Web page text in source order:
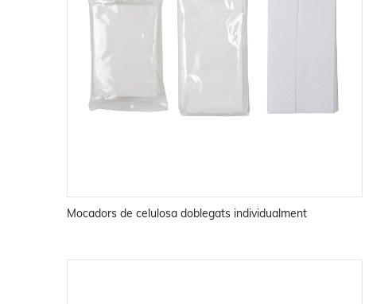
Mocadors de celulosa doblegats individualment